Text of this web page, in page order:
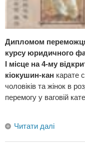
Дипломом
курсу юридичного
І місце на 4-му
кіокушин-кан карате
чоловіків та жінок в
перемогу у ваговій
Читати далі